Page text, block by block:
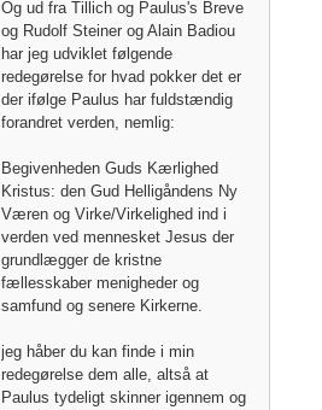
Og ud fra Tillich og Paulus's Breve
og Rudolf Steiner og Alain Badiou
har jeg udviklet følgende
redegørelse for hvad pokker det er
der ifølge Paulus har fuldstændig
forandret verden, nemlig:
Begivenheden Guds Kærlighed
Kristus: den Gud Helligåndens Ny
Væren og Virke/Virkelighed ind i
verden ved mennesket Jesus der
grundlægger de kristne
fællesskaber menigheder og
samfund og senere Kirkerne.
jeg håber du kan finde i min
redegørelse dem alle, altså at
Paulus tydeligt skinner igennem og